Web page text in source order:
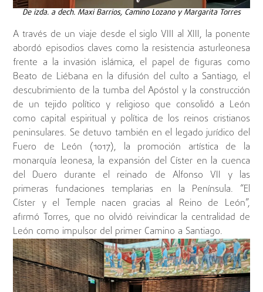
De izda. a dech. Maxi Barrios, Camino Lozano y Margarita Torres
A través de un viaje desde el siglo VIII al XIII, la ponente
abordó episodios claves como la resistencia asturleonesa
frente a la invasión islámica, el papel de figuras como
Beato de Liébana en la difusión del culto a Santiago, el
descubrimiento de la tumba del Apóstol y la construcción
de un tejido político y religioso que consolidó a León
como capital espiritual y política de los reinos cristianos
peninsulares. Se detuvo también en el legado jurídico del
Fuero de León (1017), la promoción artística de la
monarquía leonesa, la expansión del Císter en la cuenca
del Duero durante el reinado de Alfonso VII y las
primeras fundaciones templarias en la Península. “El
Císter y el Temple nacen gracias al Reino de León”,
afirmó Torres, que no olvidó reivindicar la centralidad de
León como impulsor del primer Camino a Santiago.